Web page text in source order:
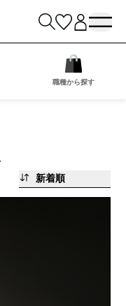
職種から探す
新着順